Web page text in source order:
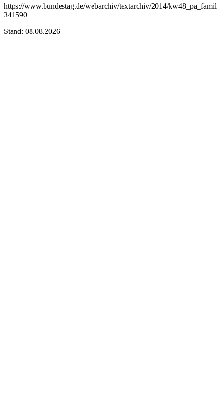
https://www.bundestag.de/webarchiv/textarchiv/2014/
341590
Stand: 08.08.2026